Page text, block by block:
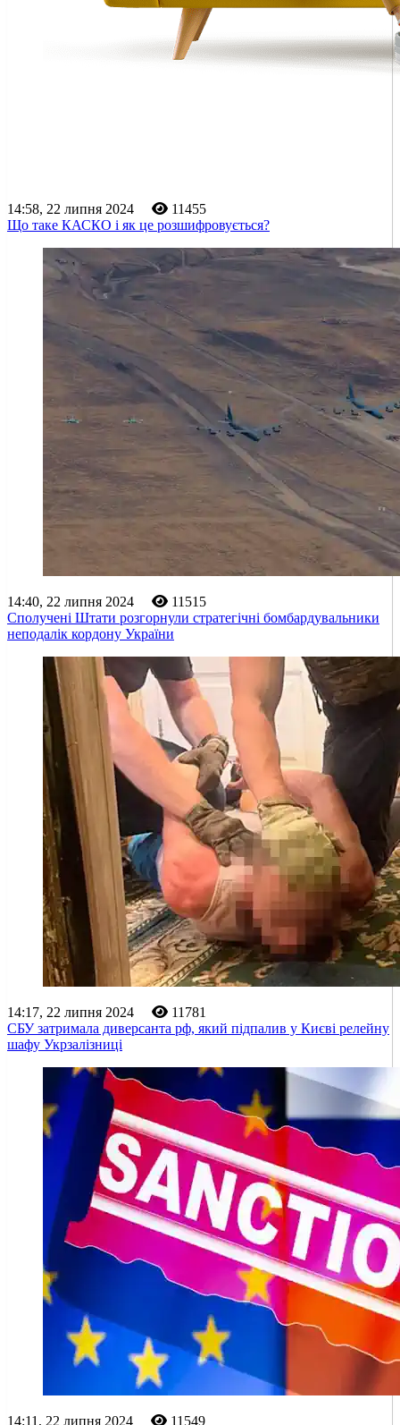
14:58, 22 липня 2024
11455
Що таке КАСКО і як це розшифровується?
14:40, 22 липня 2024
11515
Сполучені Штати розгорнули стратегічні бомбардувальники
неподалік кордону України
14:17, 22 липня 2024
11781
СБУ затримала диверсанта рф, який підпалив у Києві релейну
шафу Укрзалізниці
14:11, 22 липня 2024
11549